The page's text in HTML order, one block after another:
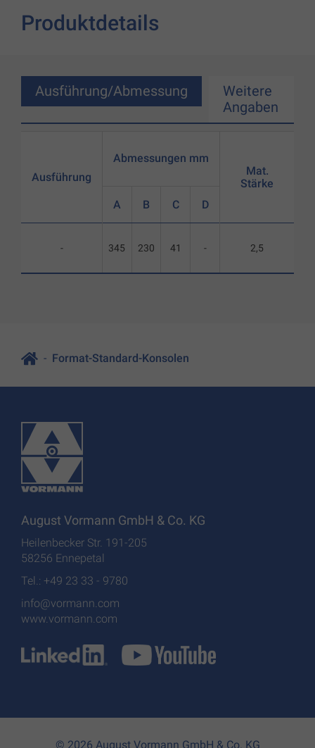
Produktdetails
Ausführung/Abmessung
Weitere
Angaben
Ausführung
-
Abmessungen mm
A B C D
345 230 41 -
Mat.
Stärke
2,5
Format-Standard-Konsolen
August Vormann GmbH & Co. KG
Heilenbecker Str. 191-205
58256 Ennepetal
Tel.: +49 23 33 - 9780
info@vormann.com
www.vormann.com
© 2026 August Vormann GmbH & Co. KG